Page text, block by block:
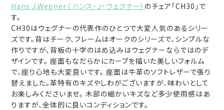
Hans J.Wegner（ ハンス・Ｊ・ウェグナー） のチェア「CH30」で
す。
CH30はウェグナーの代表作のひとつで大変人気のあるシリー
ズです。背はチーク、フレームはオークのシリーズで、シンプルな
作りですが、背板の十字のはめ込みはウェグナーならではのデ
ザインです。 座面もなだらかにカーブを描いた美しいフォルム
で、座り心地も大変良いです。 座面は牛革のソフトレザーで張り
替えました。革特有のキズやしわがございますが、味わいとして
お楽しみくださいませ。 木部の細かいキズなど多少使用感はあ
りますが、全体的に良いコンディションです。